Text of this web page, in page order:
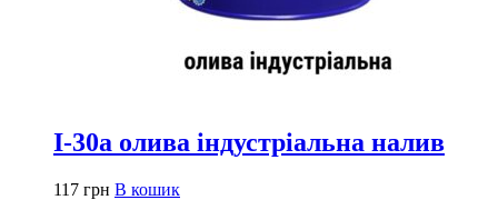
І-30а олива індустріальна налив
117 грн В кошик